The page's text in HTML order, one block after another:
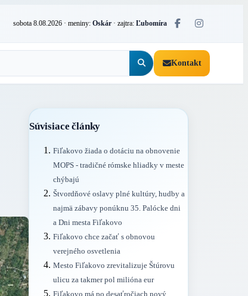
sobota 8.08.2026 · meniny: Oskár · zajtra: Ľubomíra
Kontakt
Súvisiace články
Fiľakovo žiada o dotáciu na obnovenie
MOPS - tradičné rómske hliadky v meste
chýbajú
Štvordňové oslavy plné kultúry, hudby a
najmä zábavy ponúknu 35. Palócke dni
a Dni mesta Fiľakovo
Fiľakovo chce začať s obnovou
verejného osvetlenia
Mesto Fiľakovo zrevitalizuje Štúrovu
ulicu za takmer pol milióna eur